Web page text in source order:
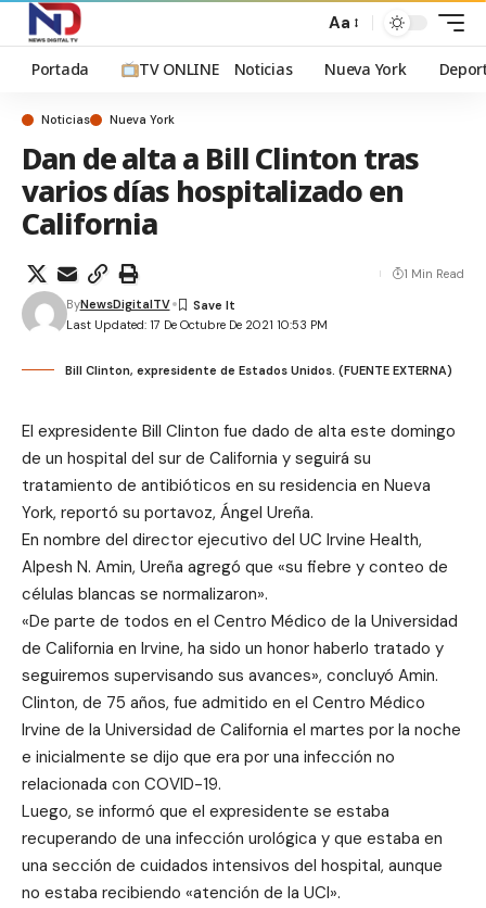
Aa
Portada TV ONLINE Noticias Nueva York
Noticias Nueva York
Dan de alta a Bill Clinton tras
varios días hospitalizado en
California
Last Updated: 17 De Octubre De 2021 10:53 PM
ByNewsDigitalTV
1 Min Read
Bill Clinton, expresidente de Estados Unidos. (FUENTE EXTERNA)
El expresidente Bill Clinton fue dado de alta este domingo
de un hospital del sur de California y seguirá su
tratamiento de antibióticos en su residencia en Nueva
York, reportó su portavoz, Ángel Ureña.
En nombre del director ejecutivo del UC Irvine Health,
Alpesh N. Amin, Ureña agregó que «su fiebre y conteo de
células blancas se normalizaron».
«De parte de todos en el Centro Médico de la Universidad
de California en Irvine, ha sido un honor haberlo tratado y
seguiremos supervisando sus avances», concluyó Amin.
Clinton, de 75 años, fue admitido en el Centro Médico
Irvine de la Universidad de California el martes por la noche
e inicialmente se dijo que era por una infección no
relacionada con COVID-19.
Luego, se informó que el expresidente se estaba
recuperando de una infección urológica y que estaba en
una sección de cuidados intensivos del hospital, aunque
no estaba recibiendo «atención de la UCI».